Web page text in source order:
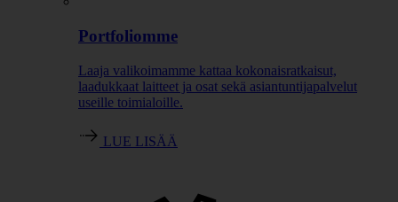
Portfoliomme
Laaja valikoimamme kattaa kokonaisratkaisut,
laadukkaat laitteet ja osat sekä asiantuntijapalvelut
useille toimialoille.
LUE LISÄÄ